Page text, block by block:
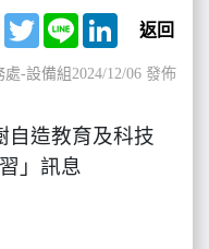
Facebook
TwitterLine LinkedIn
返回
處-設備組2024/12/06 發佈
自造教育及科技
」訊息